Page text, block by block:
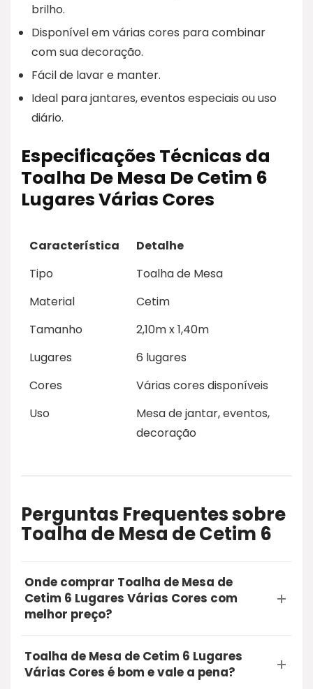
brilho.
Disponível em várias cores para combinar
com sua decoração.
Fácil de lavar e manter.
Ideal para jantares, eventos especiais ou uso
diário.
Especificações Técnicas da
Toalha De Mesa De Cetim 6
Lugares Várias Cores
Característica
Detalhe
Tipo
Toalha de Mesa
Material
Cetim
Tamanho
2,10m x 1,40m
Lugares
6 lugares
Cores
Várias cores disponíveis
Uso
Mesa de jantar, eventos,
decoração
Perguntas Frequentes sobre
Toalha de Mesa de Cetim 6
Onde comprar Toalha de Mesa de
Cetim 6 Lugares Várias Cores com
melhor preço?
A opção mais segura e recomendada para
comprar o Toalha de Mesa de Cetim 6 Lugares
Toalha de Mesa de Cetim 6 Lugares
Várias Cores é bom e vale a pena?